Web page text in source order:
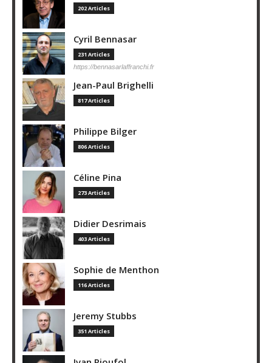
202 Articles
Cyril Bennasar
231 Articles
https://bennasarlaffranchi.fr
Jean-Paul Brighelli
817 Articles
Philippe Bilger
806 Articles
Céline Pina
273 Articles
Didier Desrimais
403 Articles
Sophie de Menthon
116 Articles
Jeremy Stubbs
351 Articles